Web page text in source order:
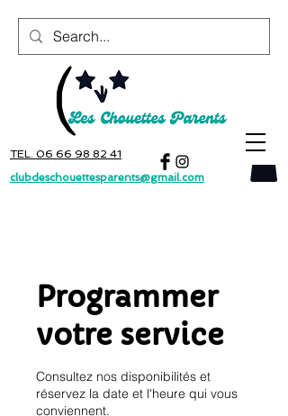
TEL. 06 66 98 82 41
clubdeschouettesparents@gmail.com
Programmer
votre service
Consultez nos disponibilités et
réservez la date et l'heure qui vous
conviennent.